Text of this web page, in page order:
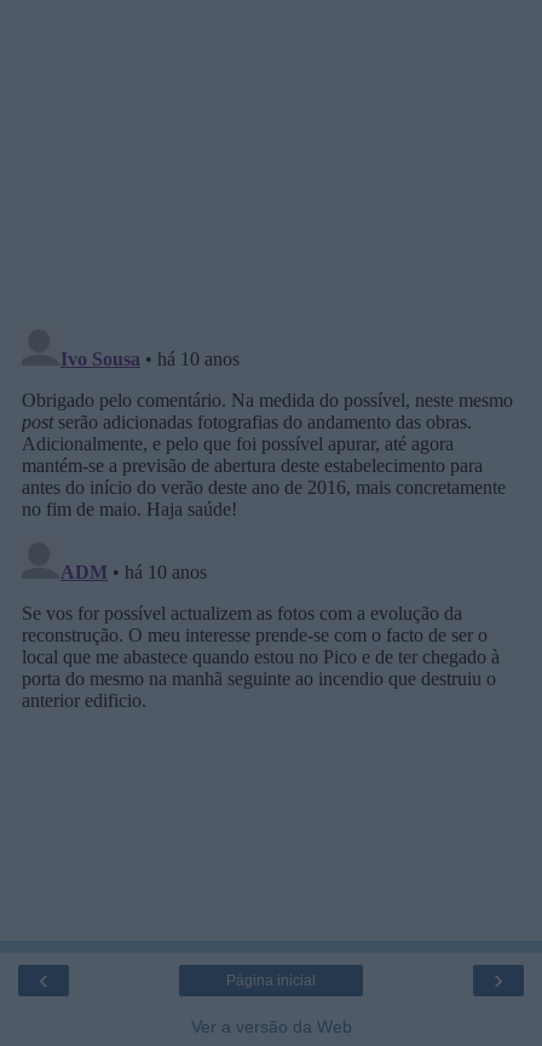
‹ ›
Página inicial
Ver a versão da Web